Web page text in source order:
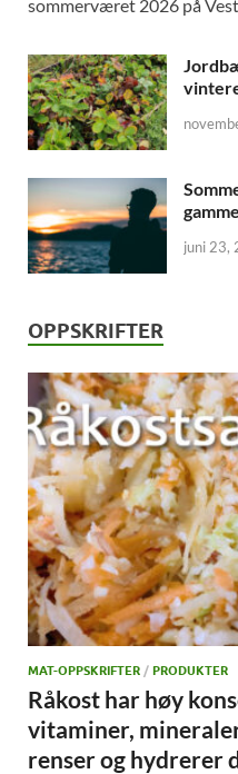
sommerværet 2026 på
juni 23,
OPPSKRIFTER
MAT-OPPSKRIFTER / PRODUKTER
Råkost har høy
vitaminer,
renser og hydrerer